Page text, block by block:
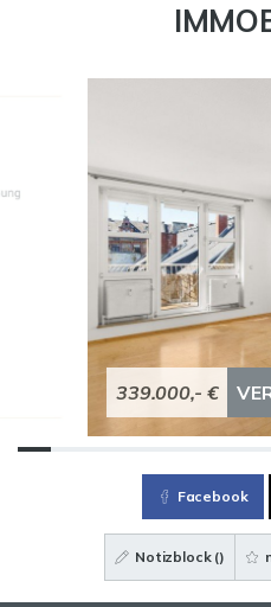
339.000,- €
Facebook
Notizblock ()